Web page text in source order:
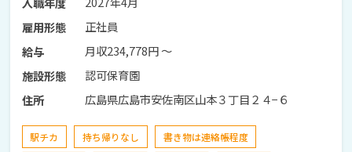
雇用形態
正社員
給与
月収234,778円 〜
施設形態
認可保育園
住所
広島県広島市安佐南区山本３丁目２４−６
駅チカ 持ち帰りなし
書き物は連絡帳程度